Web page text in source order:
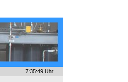
7:35:49 Uhr